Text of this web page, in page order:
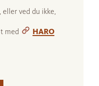
eller ved du ikke,
med
HARO